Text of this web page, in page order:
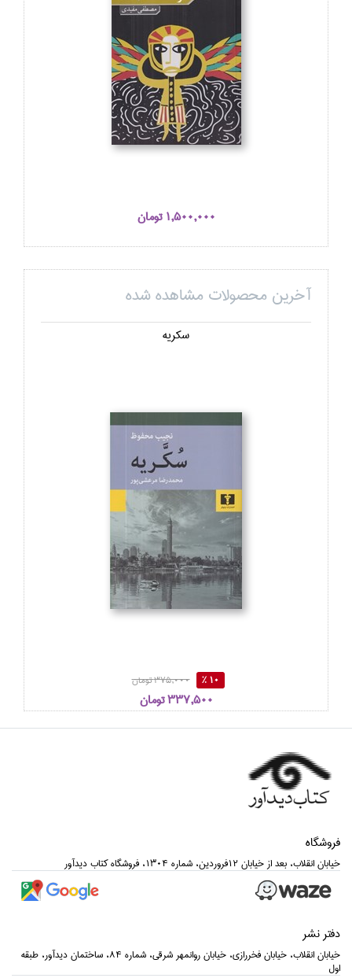
1,500,000 تومان
آخرین محصولات مشاهده شده
سكريه
10 % 375,000 تومان
337,500 تومان
فروشگاه
خيابان انقلاب، بعد از خيابان 12فروردين، شماره 1304، فروشگاه كتاب ديدآور
دفتر نشر
خيابان انقلاب، خيابان فخررازي، خيابان روانمهر شرقي، شماره 84، ساختمان ديدآور، طبقه
اول